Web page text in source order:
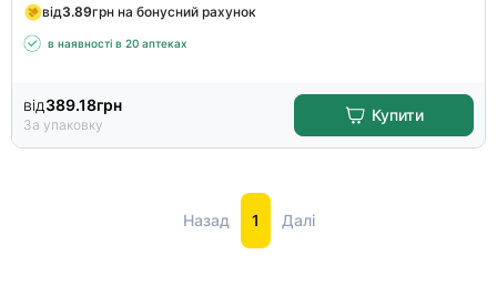
від3.89грн на бонусний рахунок
в наявності в 20 аптеках
від389.18грн
За упаковку
Купити
Назад 1 Далі